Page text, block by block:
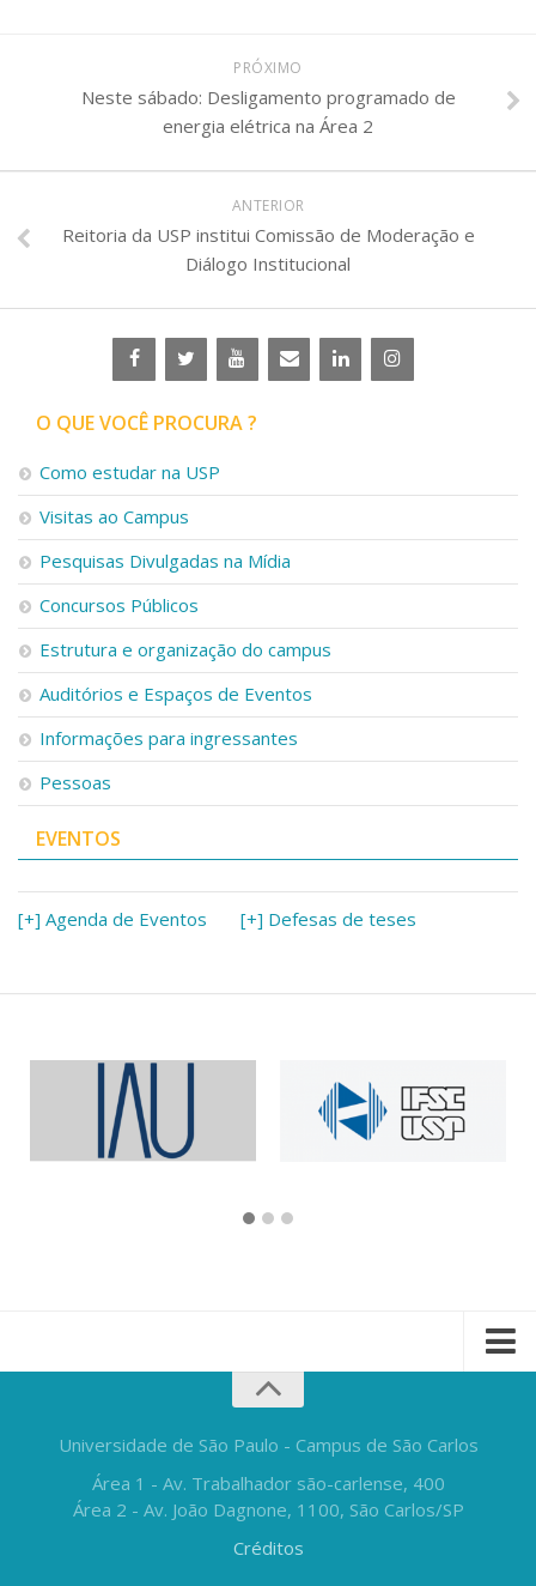
PRÓXIMO
Neste sábado: Desligamento programado de
energia elétrica na Área 2
ANTERIOR
Reitoria da USP institui Comissão de Moderação e
Diálogo Institucional
O QUE VOCÊ PROCURA ?
Como estudar na USP
Visitas ao Campus
Pesquisas Divulgadas na Mídia
Concursos Públicos
Estrutura e organização do campus
Auditórios e Espaços de Eventos
Informações para ingressantes
Pessoas
EVENTOS
[+] Agenda de Eventos [+] Defesas de teses
Universidade de São Paulo - Campus de São Carlos
Área 1 - Av. Trabalhador são-carlense, 400
Área 2 - Av. João Dagnone, 1100, São Carlos/SP
Créditos